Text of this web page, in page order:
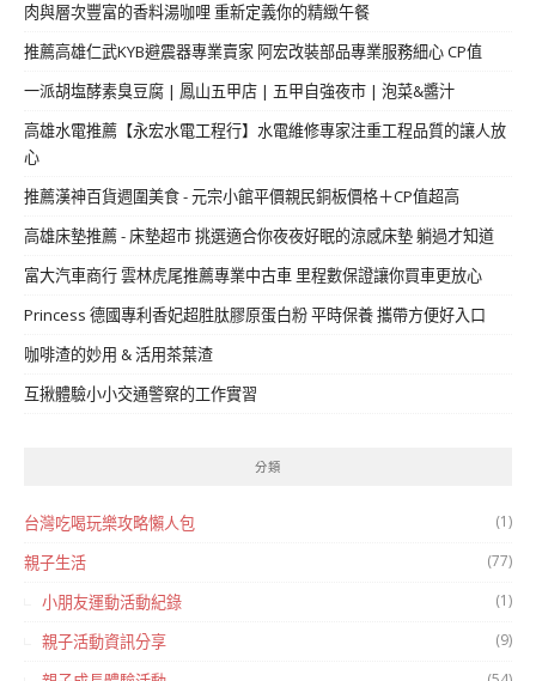
肉與層次豐富的香料湯咖哩 重新定義你的精緻午餐
推薦高雄仁武KYB避震器專業賣家 阿宏改裝部品專業服務細心 CP值
一派胡塩酵素臭豆腐 | 鳳山五甲店 | 五甲自強夜市 | 泡菜&醬汁
高雄水電推薦【永宏水電工程行】水電維修專家注重工程品質的讓人放
心
推薦漢神百貨週圍美食 - 元宗小館平價親民銅板價格＋CP值超高
高雄床墊推薦 - 床墊超市 挑選適合你夜夜好眠的涼感床墊 躺過才知道
富大汽車商行 雲林虎尾推薦專業中古車 里程數保證讓你買車更放心
Princess 德國專利香妃超胜肽膠原蛋白粉 平時保養 攜帶方便好入口
咖啡渣的妙用 & 活用茶葉渣
互揪體驗小小交通警察的工作實習
分類
台灣吃喝玩樂攻略懶人包 (1)
親子生活 (77)
小朋友運動活動紀錄 (1)
親子活動資訊分享 (9)